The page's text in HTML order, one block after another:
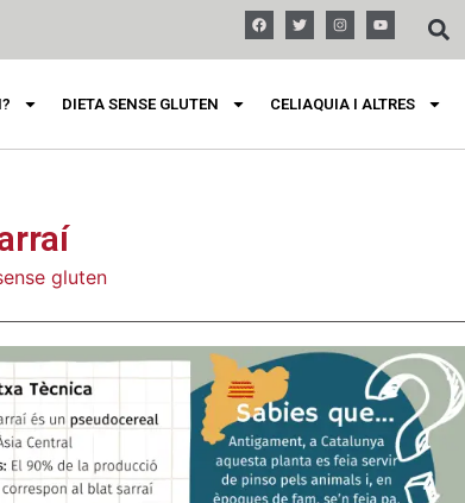
DIETA SENSE GLUTEN CELIAQUIA I ALTRES
gluten